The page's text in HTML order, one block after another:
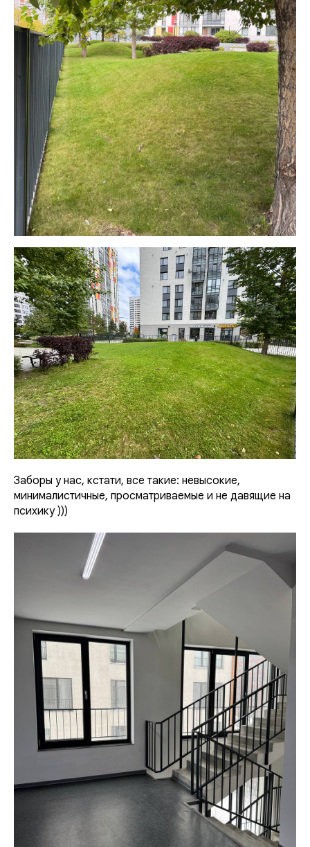
Заборы у нас, кстати, все такие: невысокие,
минималистичные, просматриваемые и не давящие на
психику )))